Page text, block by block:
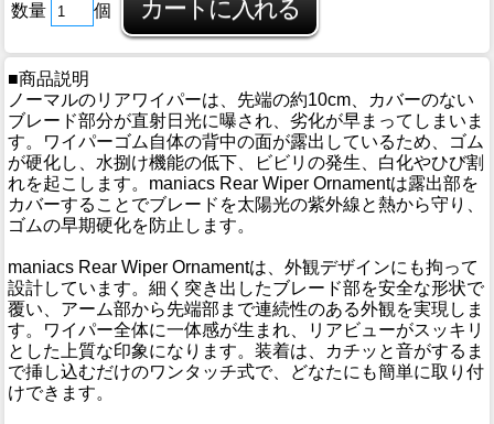
数量 個
■商品説明
ノーマルのリアワイパーは、先端の約10cm、カバーのない
ブレード部分が直射日光に曝され、劣化が早まってしまいま
す。ワイパーゴム自体の背中の面が露出しているため、ゴム
が硬化し、水捌け機能の低下、ビビリの発生、白化やひび割
れを起こします。maniacs Rear Wiper Ornamentは露出部を
カバーすることでブレードを太陽光の紫外線と熱から守り、
ゴムの早期硬化を防止します。
maniacs Rear Wiper Ornamentは、外観デザインにも拘って
設計しています。細く突き出したブレード部を安全な形状で
覆い、アーム部から先端部まで連続性のある外観を実現しま
す。ワイパー全体に一体感が生まれ、リアビューがスッキリ
とした上質な印象になります。装着は、カチッと音がするま
で挿し込むだけのワンタッチ式で、どなたにも簡単に取り付
けできます。